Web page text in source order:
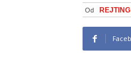
Od REJTING